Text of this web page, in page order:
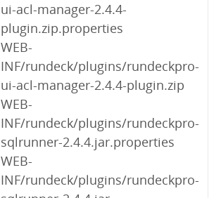
ui-acl-manager-2.4.4-
plugin.zip.properties
WEB-
INF/rundeck/plugins/rundeckpro-
ui-acl-manager-2.4.4-plugin.zip
WEB-
INF/rundeck/plugins/rundeckpro-
sqlrunner-2.4.4.jar.properties
WEB-
INF/rundeck/plugins/rundeckpro-